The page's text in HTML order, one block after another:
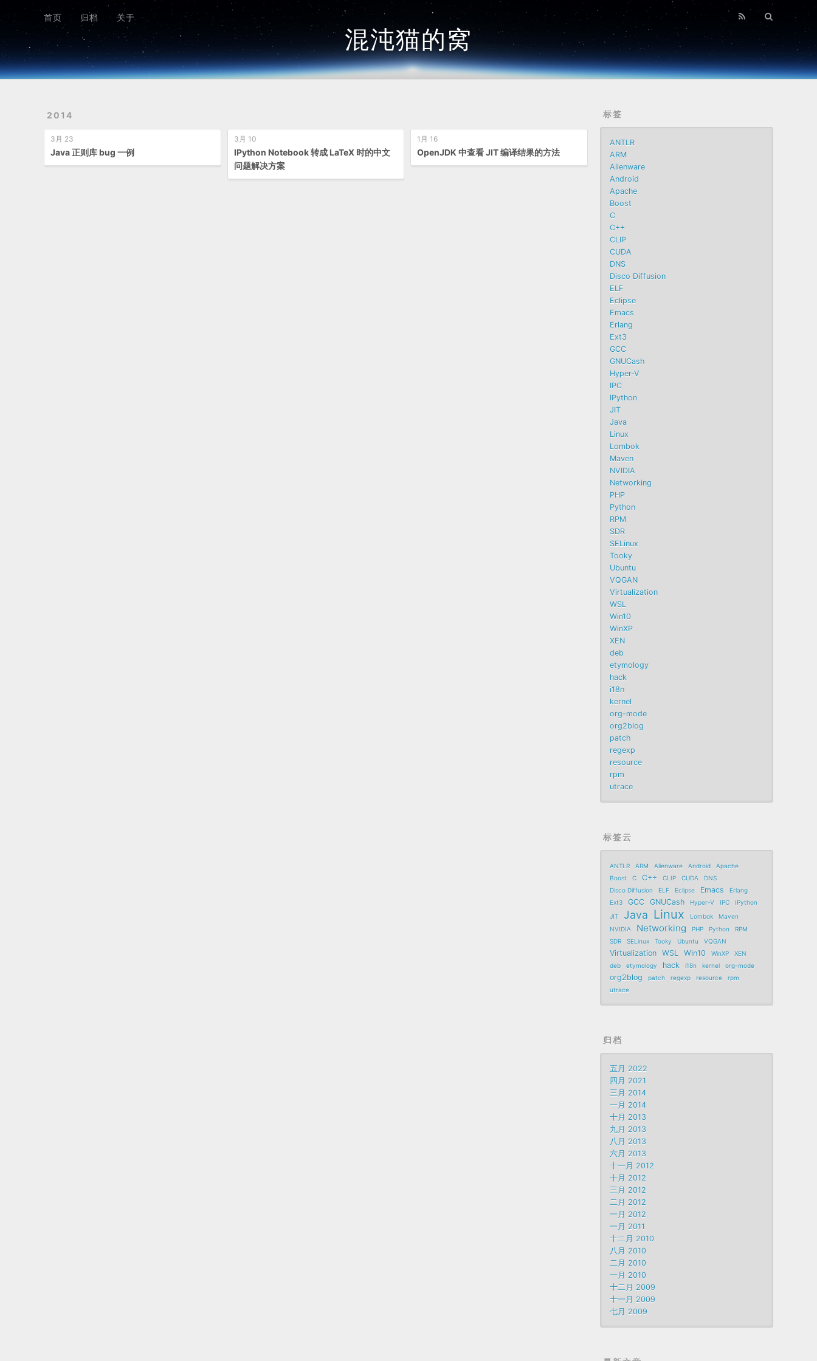
混沌猫的窝
首页 归档 关于
2014
3月 23
Java 正则库 bug 一例
3月 10
IPython Notebook 转成 LaTeX 时的中文
问题解决方案
1月 16
OpenJDK 中查看 JIT 编译结果的方法
标签
ANTLR
ARM
Alienware
Android
Apache
Boost
C
C++
CLIP
CUDA
DNS
Disco Diffusion
ELF
Eclipse
Emacs
Erlang
Ext3
GCC
GNUCash
Hyper-V
IPC
IPython
JIT
Java
Linux
Lombok
Maven
NVIDIA
Networking
PHP
Python
RPM
SDR
SELinux
Tooky
Ubuntu
VQGAN
Virtualization
WSL
Win10
WinXP
XEN
deb
etymology
hack
i18n
kernel
org-mode
org2blog
patch
regexp
resource
rpm
utrace
标签云
ANTLR ARM Alienware Android
Apache
Boost
C C++ CLIP CUDA
DNS
Disco Diffusion
ELF Eclipse Emacs
Erlang
Ext3
GCC GNUCash Hyper-V IPC
IPython
JIT
Java Linux Lombok
Maven
NVIDIA
Networking PHP Python
RPM
SDR
SELinux Tooky Ubuntu VQGAN
Virtualization WSL Win10 WinXP
XEN
deb
etymology hack i18n kernel org-mode
org2blog patch regexp resource
rpm
utrace
归档
五月 2022
四月 2021
三月 2014
一月 2014
十月 2013
九月 2013
八月 2013
六月 2013
十一月 2012
十月 2012
三月 2012
二月 2012
一月 2012
一月 2011
十二月 2010
八月 2010
二月 2010
一月 2010
十二月 2009
十一月 2009
七月 2009
归档 关于